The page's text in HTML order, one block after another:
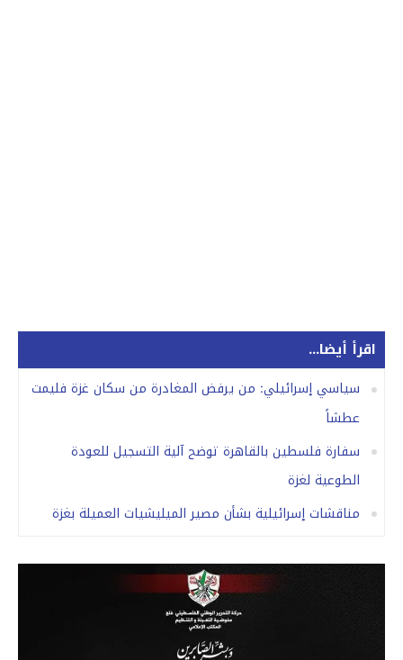
اقرأ أيضا...
سياسي إسرائيلي: من يرفض المغادرة من سكان غزة فليمت
عطشاً
سفارة فلسطين بالقاهرة توضح آلية التسجيل للعودة
الطوعية لغزة
مناقشات إسرائيلية بشأن مصير الميليشيات العميلة بغزة